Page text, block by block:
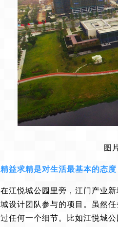
图
精益求精是对生活最基本的态度
在江悦城公园里旁，江门产业
城设计团队参与的项目。虽然
过任何一个细节。比如江悦城